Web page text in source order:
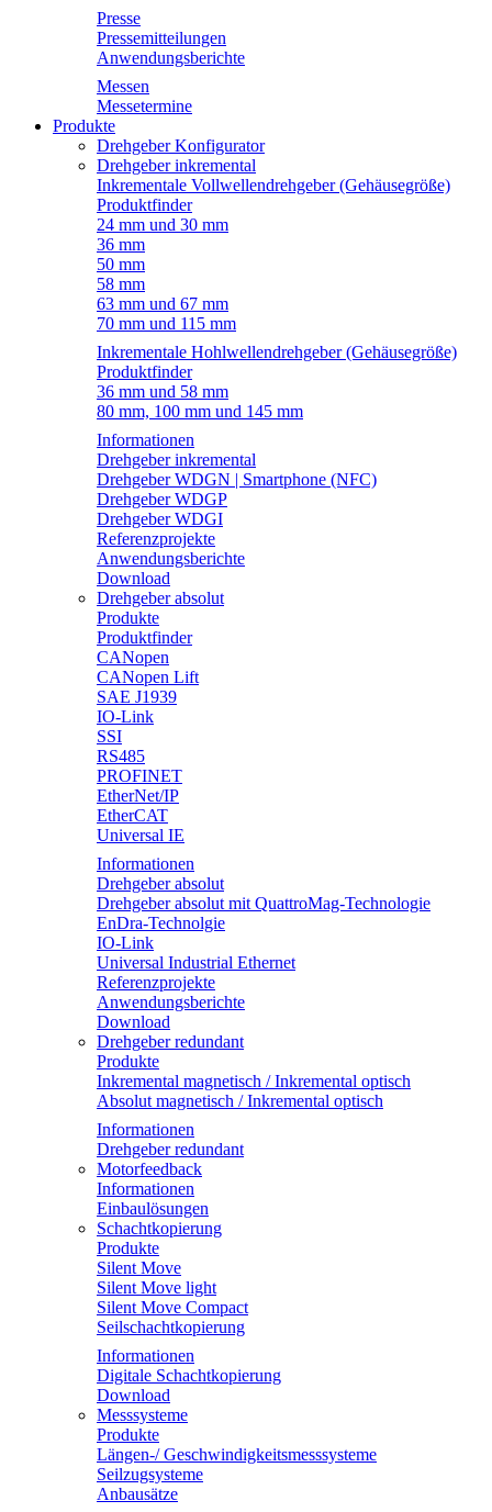
Presse
Pressemitteilungen
Anwendungsberichte
Messen
Messetermine
Produkte
Drehgeber Konfigurator
Drehgeber inkremental
Inkrementale Vollwellendrehgeber (Gehäusegröße)
Produktfinder
24 mm und 30 mm
36 mm
50 mm
58 mm
63 mm und 67 mm
70 mm und 115 mm
Inkrementale Hohlwellendrehgeber (Gehäusegröße)
Produktfinder
36 mm und 58 mm
80 mm, 100 mm und 145 mm
Informationen
Drehgeber inkremental
Drehgeber WDGN | Smartphone (NFC)
Drehgeber WDGP
Drehgeber WDGI
Referenzprojekte
Anwendungsberichte
Download
Drehgeber absolut
Produkte
Produktfinder
CANopen
CANopen Lift
SAE J1939
IO-Link
SSI
RS485
PROFINET
EtherNet/IP
EtherCAT
Universal IE
Informationen
Drehgeber absolut
Drehgeber absolut mit QuattroMag-Technologie
EnDra-Technolgie
IO-Link
Universal Industrial Ethernet
Referenzprojekte
Anwendungsberichte
Download
Drehgeber redundant
Produkte
Inkremental magnetisch / Inkremental optisch
Absolut magnetisch / Inkremental optisch
Informationen
Drehgeber redundant
Motorfeedback
Informationen
Einbaulösungen
Schachtkopierung
Produkte
Silent Move
Silent Move light
Silent Move Compact
Seilschachtkopierung
Informationen
Digitale Schachtkopierung
Download
Messsysteme
Produkte
Längen-/ Geschwindigkeitsmesssysteme
Seilzugsysteme
Anbausätze